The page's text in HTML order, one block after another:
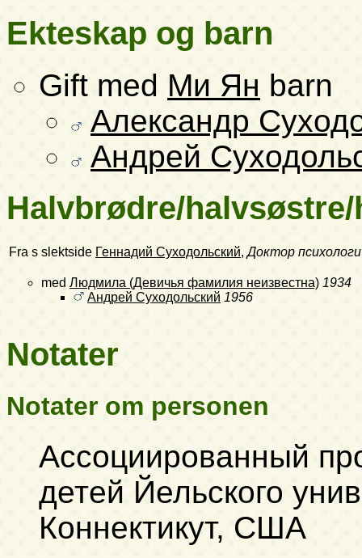
Ekteskap og barn
Gift med Ми Ян barn
Александр
Андрей
Halvbrødre/
Fra s slektside Геннадий Суходольский,Доктор
med Людмила (Девичья фамилия неизвестна) 1934
Андрей Суходольский 1956
Notater
Notater om personen
Ассоциированный
детей Йельского
Коннектикут, США